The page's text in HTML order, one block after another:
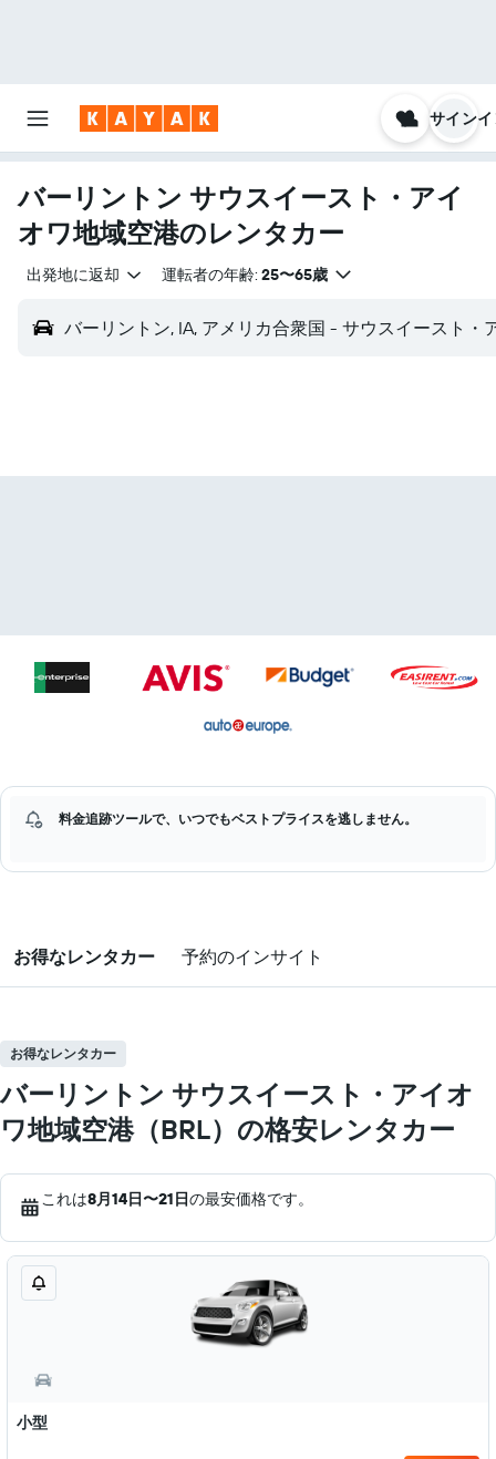
サイン
バーリントン サウスイースト・アイ
オワ地域空港のレンタカー
出発地に返却 運転者の年齢: 25〜65歳
バーリントン, IA, アメリカ合衆国 - サウスイースト・
料金追跡ツールで、いつでもベストプライスを逃しません。
お得なレンタカー 予約のインサイト
お得なレンタカー
バーリントン サウスイースト・アイオ
ワ地域空港（BRL）の格安レンタカー
これは8月14日​〜21日の最安価格です。
小型